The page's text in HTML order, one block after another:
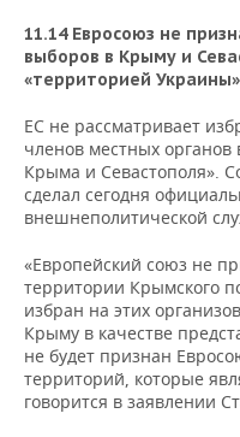
11.14 Евросоюз не
выборов в Крыму и
«территорией
ЕС не рассматривает
членов местных органов
Крыма и Севастополя».
сделал сегодня
внешнеполитической
«Европейский союз не
территории Крымского
избран на этих
Крыму в качестве
не будет признан
территорий, которые
говорится в заявлении